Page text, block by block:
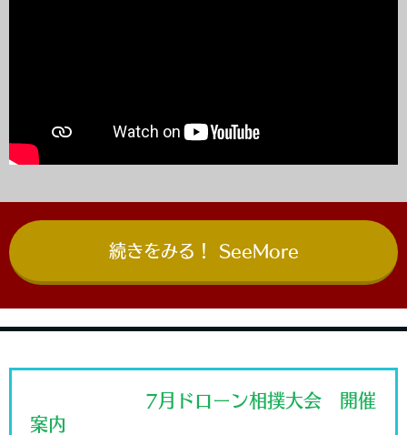
続きをみる！ SeeMore
7月ドローン相撲大会 開催
案内